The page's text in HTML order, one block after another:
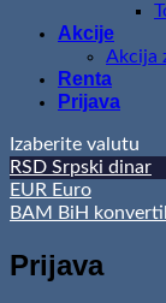
Akcije
Akcija
Renta
Prijava
Izaberite valutu
RSD Srpski dinar
EUR Euro
BAM
BiH
Prijava